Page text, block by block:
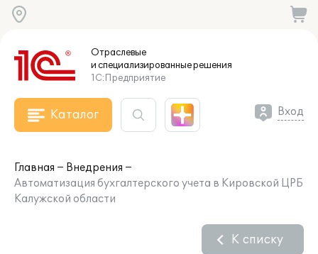
Отраслевые
и специализированныерешения
1С:Предприятие
Каталог Вход
Главная
Внедрения
Автоматизация бухгалтерского учета в Кировской ЦРБ
Калужской области
К списку